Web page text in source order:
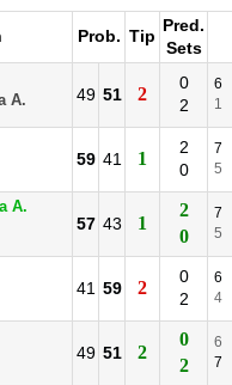
Prob. Tip
Pred.
Sets
A.
49 51 2
0
2
6
1
59 41 1
2
0
7
5
A.
57 43 1
2
0
7
5
41 59 2
0
2
6
4
49 51 2
0
2
6
7